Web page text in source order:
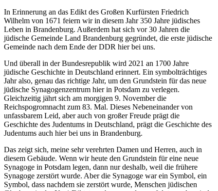
In Erinnerung an das Edikt des Großen Kurfürsten Friedrich
Wilhelm von 1671 feiern wir in diesem Jahr 350 Jahre jüdisches
Leben in Brandenburg. Außerdem hat sich vor 30 Jahren die
jüdische Gemeinde Land Brandenburg gegründet, die erste jüdische
Gemeinde nach dem Ende der DDR hier bei uns.
Und überall in der Bundesrepublik wird 2021 an 1700 Jahre
jüdische Geschichte in Deutschland erinnert. Ein symbolträchtiges
Jahr also, genau das richtige Jahr, um den Grundstein für das neue
jüdische Synagogenzentrum hier in Potsdam zu verlegen.
Gleichzeitig jährt sich am morgigen 9. November die
Reichspogromnacht zum 83. Mal. Dieses Nebeneinander von
unfassbarem Leid, aber auch von großer Freude prägt die
Geschichte des Judentums in Deutschland, prägt die Geschichte des
Judentums auch hier bei uns in Brandenburg.
Das zeigt sich, meine sehr verehrten Damen und Herren, auch in
diesem Gebäude. Wenn wir heute den Grundstein für eine neue
Synagoge in Potsdam legen, dann nur deshalb, weil die frühere
Synagoge zerstört wurde. Aber die Synagoge war ein Symbol, ein
Symbol, dass nachdem sie zerstört wurde, Menschen jüdischen